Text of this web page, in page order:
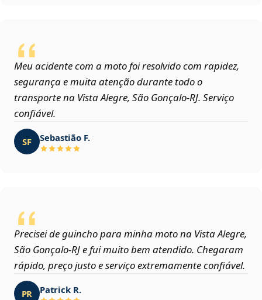
Meu acidente com a moto foi resolvido com rapidez,
segurança e muita atenção durante todo o
transporte na Vista Alegre, São Gonçalo‑RJ. Serviço
confiável.
SF Sebastião F.
Precisei de guincho para minha moto na Vista Alegre,
São Gonçalo‑RJ e fui muito bem atendido. Chegaram
rápido, preço justo e serviço extremamente confiável.
PR Patrick R.